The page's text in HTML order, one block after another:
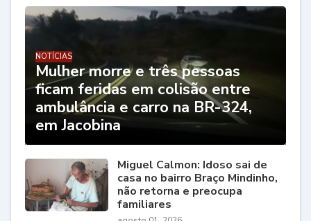
NOTÍCIAS
Mulher morre e três pessoas
ficam feridas em colisão entre
ambulância e carro na BR-324,
em Jacobina
Miguel Calmon: Idoso sai de
casa no bairro Braço Mindinho,
não retorna e preocupa
familiares